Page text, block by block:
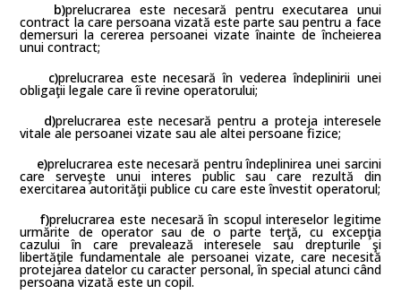
b)prelucrarea este necesară pentru executarea unui
contract la care persoana vizată este parte sau pentru a face
demersuri la cererea persoanei vizate înainte de încheierea
unui contract;
c)prelucrarea este necesară în vederea îndeplinirii unei
obligaţii legale care îi revine operatorului;
d)prelucrarea este necesară pentru a proteja interesele
vitale ale persoanei vizate sau ale altei persoane fizice;
e)prelucrarea este necesară pentru îndeplinirea unei sarcini
care serveşte unui interes public sau care rezultă din
exercitarea autorităţii publice cu care este învestit operatorul;
f)prelucrarea este necesară în scopul intereselor legitime
urmărite de operator sau de o parte terţă, cu excepţia
cazului în care prevalează interesele sau drepturile şi
libertăţile fundamentale ale persoanei vizate, care necesită
protejarea datelor cu caracter personal, în special atunci când
persoana vizată este un copil.